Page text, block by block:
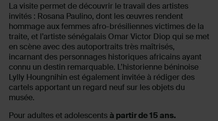
La visite permet de découvrir le travail des artistes
invités : Rosana Paulino, dont les œuvres rendent
hommage aux femmes afro-brésiliennes victimes de la
traite, et l’artiste sénégalais Omar Victor Diop qui se met
en scène avec des autoportraits très maîtrisés,
incarnant des personnages historiques africains ayant
connu un destin remarquable. L’historienne béninoise
Lylly Houngnihin est également invitée à rédiger des
cartels apportant un regard neuf sur les objets du
musée.
Pour adultes et adolescentsà partir de 15 ans.